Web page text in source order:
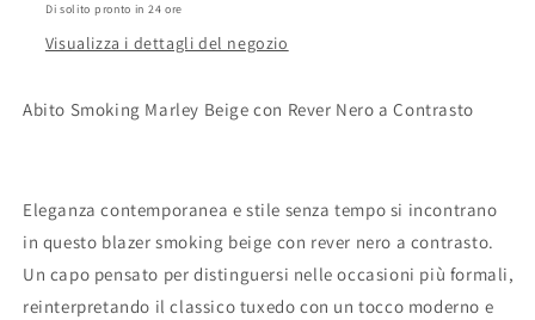
Di solito pronto in 24 ore
Visualizza i dettagli del negozio
Abito Smoking Marley Beige con Rever Nero a Contrasto
Eleganza contemporanea e stile senza tempo si incontrano
in questo blazer smoking beige con rever nero a contrasto.
Un capo pensato per distinguersi nelle occasioni più formali,
reinterpretando il classico tuxedo con un tocco moderno e